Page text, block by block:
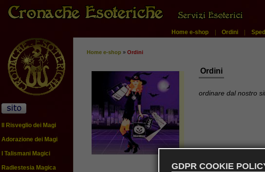
Home e-shop | Ordini |
Il Risveglio dei Magi
Adorazione dei Magi
I Talismani Magici
Radiestesia Magica
Home e-shop » Ordini
Ordini
ordinare dal nostro
GDPR COOKIE